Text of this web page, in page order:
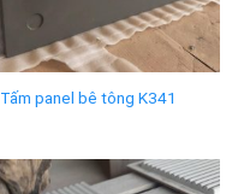
Tấm panel bê tông K341